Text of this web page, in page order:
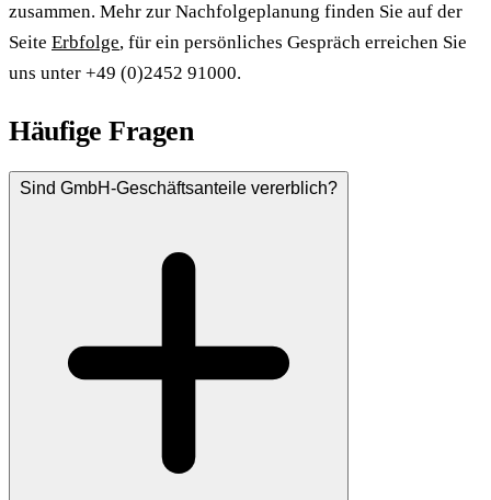
zusammen. Mehr zur Nachfolgeplanung finden Sie auf der
Seite Erbfolge, für ein persönliches Gespräch erreichen Sie
uns unter +49 (0)2452 91000.
Häufige Fragen
Sind GmbH-Geschäftsanteile vererblich?